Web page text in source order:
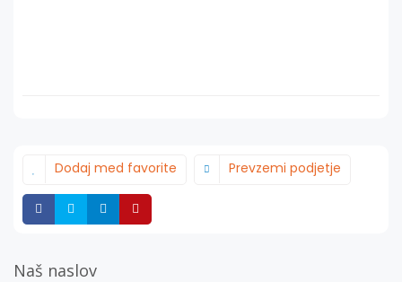
Dodaj med favorite Prevzemi podjetje
Deli Deli Deli
Naš naslov